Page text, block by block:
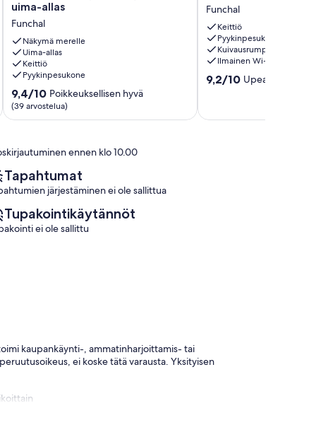
on
parveke
ja
oma
uima-
allas
Funchal
uima-allas
Funchal
Näkymä merelle
Uima-allas
Keittiö
Pyykinpesukone
9.4
kautta
10,
(39
arvostelua)
9,4/10 Poikkeuksellisen hyvä
(39 arvostelua)
Centre
of
Funchal
Funchal
Funchal
Keittiö
Pyykinpesukone
Kuivausrumpu
Ilmainen Wi-Fi
9.2
Upea,
9,2/10 Upea
ennen klo 10.00
Tapahtumat
järjestäminen ei ole sallittua
Tupakointikäytännöt
ei ole sallittu
kaupankäynti-, ammatinharjoittamis- tai
ei koske tätä varausta. Yksityisen